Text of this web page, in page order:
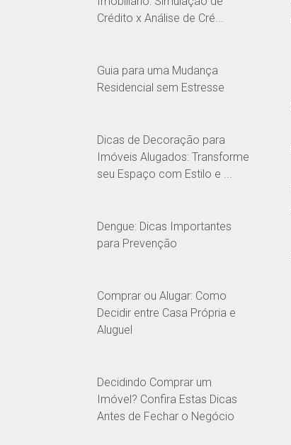
Crédito x Análise de Cré...
Guia para uma Mudança
Residencial sem Estresse
Dicas de Decoração para
Imóveis Alugados: Transforme
seu Espaço com Estilo e ...
Dengue: Dicas Importantes
para Prevenção
Comprar ou Alugar: Como
Decidir entre Casa Própria e
Aluguel
Decidindo Comprar um
Imóvel? Confira Estas Dicas
Antes de Fechar o Negócio